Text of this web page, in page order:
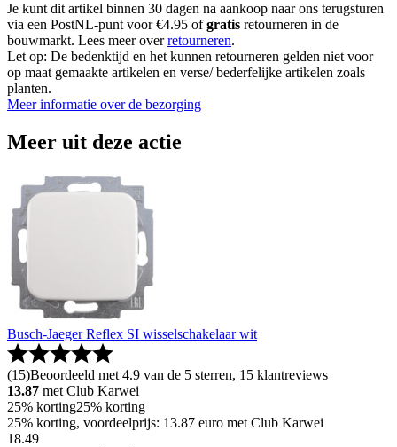
Je kunt dit artikel binnen 30 dagen na aankoop naar ons terugsturen
via een PostNL-punt voor €4.95 ofgratis retourneren in de
bouwmarkt. Lees meer overretourneren.
Let op: De bedenktijd en het kunnen retourneren gelden niet voor
op maat gemaakte artikelen en verse/ bederfelijke artikelen zoals
planten.
Meer informatie over de bezorging
Meer uit deze actie
Busch-Jaeger Reflex SI wisselschakelaar wit
(15)Beoordeeld met 4.9 van de 5 sterren, 15 klantreviews
13.87 met Club Karwei
25% korting25% korting
25% korting, voordeelprijs: 13.87 euro met Club Karwei
18.49